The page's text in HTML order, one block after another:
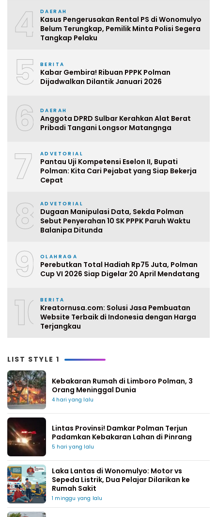
4 DAERAH
Kasus Pengerusakan Rental PS di Wonomulyo
Belum Terungkap, Pemilik Minta Polisi Segera
Tangkap Pelaku
5 BERITA
Kabar Gembira! Ribuan PPPK Polman
Dijadwalkan Dilantik Januari 2026
6 DAERAH
Anggota DPRD Sulbar Kerahkan Alat Berat
Pribadi Tangani Longsor Matangnga
7 ADVETORIAL
Pantau Uji Kompetensi Eselon II, Bupati
Polman: Kita Cari Pejabat yang Siap Bekerja
Cepat
8 ADVETORIAL
Dugaan Manipulasi Data, Sekda Polman
Sebut Penyerahan 10 SK PPPK Paruh Waktu
Balanipa Ditunda
9 OLAHRAGA
Perebutkan Total Hadiah Rp75 Juta, Polman
Cup VI 2026 Siap Digelar 20 April Mendatang
10BERITA
Kreatornusa.com: Solusi Jasa Pembuatan
Website Terbaik di Indonesia dengan Harga
Terjangkau
LIST STYLE 1
Kebakaran Rumah di Limboro Polman, 3
Orang Meninggal Dunia
4 hari yang lalu
Lintas Provinsi! Damkar Polman Terjun
Padamkan Kebakaran Lahan di Pinrang
5 hari yang lalu
Laka Lantas di Wonomulyo: Motor vs
Sepeda Listrik, Dua Pelajar Dilarikan ke
Rumah Sakit
1 minggu yang lalu